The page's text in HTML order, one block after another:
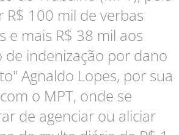
R$ 100 mil de verbas
e mais R$ 38 mil aos
indenização por dano
Agnaldo Lopes, por sua
o MPT, onde se
de agenciar ou aliciar